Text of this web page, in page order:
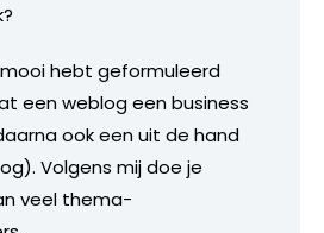
hebt geformuleerd
een weblog een business
ook een uit de hand
Volgens mij doe je
veel thema-